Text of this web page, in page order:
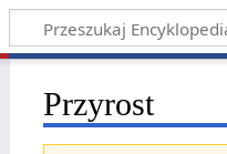
Przyrost